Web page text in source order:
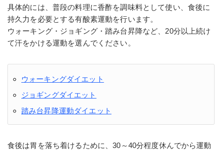
具体的には、普段の料理に香酢を調味料として使い、食後に
持久力を必要とする有酸素運動を行います。
ウォーキング・ジョギング・踏み台昇降など、20分以上続け
て汗をかける運動を選んでください。
ウォーキングダイエット
ジョギングダイエット
踏み台昇降運動ダイエット
食後は胃を落ち着けるために、30～40分程度休んでから運動